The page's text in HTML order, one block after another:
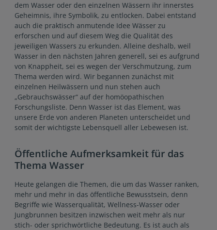
dem Wasser oder den einzelnen Wässern ihr innerstes
Geheimnis, ihre Symbolik, zu entlocken. Dabei entstand
auch die praktisch anmutende Idee Wässer zu
erforschen und auf diesem Weg die Qualität des
jeweiligen Wassers zu erkunden. Alleine deshalb, weil
Wasser in den nächsten Jahren generell, sei es aufgrund
von Knappheit, sei es wegen der Verschmutzung, zum
Thema werden wird. Wir begannen zunächst mit
einzelnen Heilwässern und nun stehen auch
„Gebrauchswässer“ auf der homöopathischen
Forschungsliste. Denn Wasser ist das Element, was
unsere Erde von anderen Planeten unterscheidet und
somit der wichtigste Lebensquell aller Lebewesen ist.
Öffentliche Aufmerksamkeit für das
Thema Wasser
Heute gelangen die Themen, die um das Wasser ranken,
mehr und mehr in das öffentliche Bewusstsein, denn
Begriffe wie Wasserqualität, Wellness-Wasser oder
Jungbrunnen besitzen inzwischen weit mehr als nur
stich- oder sprichwörtliche Bedeutung. Es ist auch als